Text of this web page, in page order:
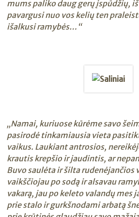
mums paliko daug gerų įspūdžių,
pavargusi nuo vos kelių ten
išalkusi ramybės…“
„Namai, kuriuose kūrėme savo
pasirodė tinkamiausia vieta
vaikus. Laukiant antrosios,
krautis krepšio ir jaudintis, ar
Buvo saulėta ir šilta rudenėjančios
vaikščiojau po sodą ir alsavau
vakarą, jau po keleto valandų mes
prie stalo ir gurkšnodami arbatą